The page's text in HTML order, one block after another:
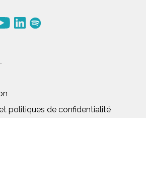
politiques de confidentialité